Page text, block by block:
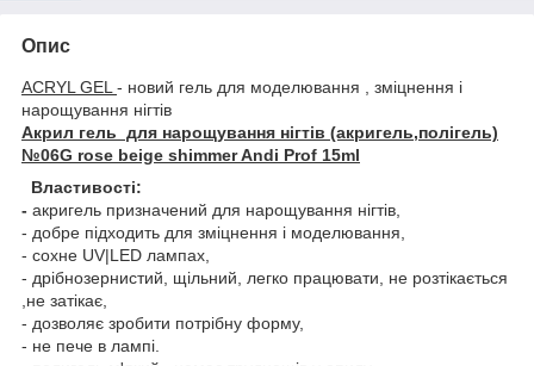
Опис
ACRYL GEL - новий гель для моделювання , зміцнення і
нарощування нігтів
Акрил гель для нарощування нігтів (акригель,полігель)
№06G rose beige shimmer Andi Prof 15ml
Властивості:
- акригель призначений для нарощування нігтів,
- добре підходить для зміцнення і моделювання,
- сохне UV|LED лампах,
- дрібнозернистий, щільний, легко працювати, не розтікається
,не затікає,
- дозволяє зробити потрібну форму,
- не пече в лампі.